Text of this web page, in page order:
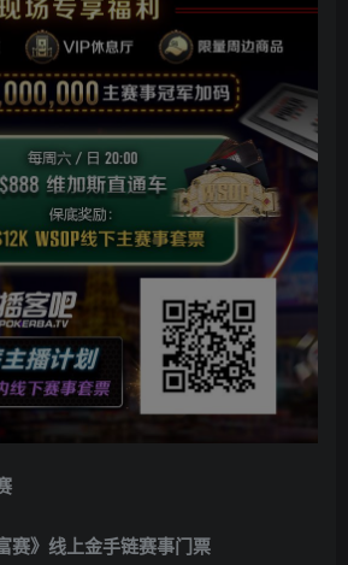
赛》线上金手链赛事门票